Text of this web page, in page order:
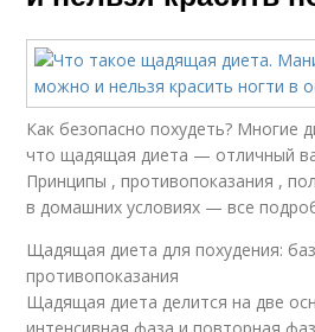
Как безопасно похудеть? Многие
что щадящая диета — отличный
Принципы , противопоказания ,
в домашних условиях — все
Щадящая диета для похудения:
противопоказания
Щадящая диета делится на две